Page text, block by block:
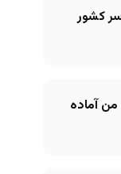
کشور
آماده